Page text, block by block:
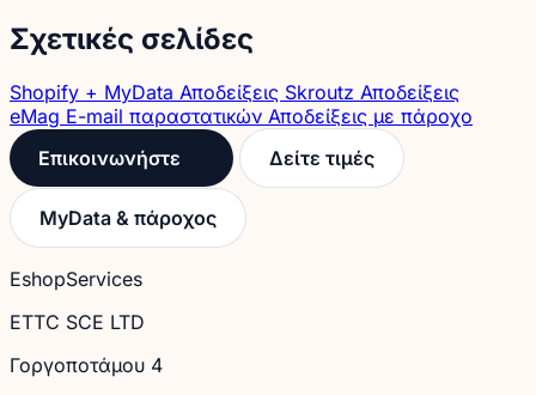
Σχετικές σελίδες
Shopify + MyData Αποδείξεις Skroutz Αποδείξεις
eMag E-mail παραστατικών Αποδείξεις με πάροχο
Επικοινωνήστε
Δείτε τιμές
MyData & πάροχος
EshopServices
ETTC SCE LTD
Γοργοποτάμου 4